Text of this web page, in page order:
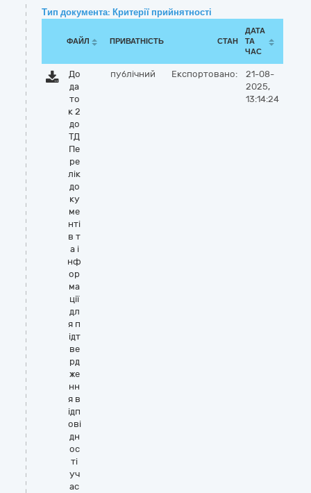
Тип документа: Критерії прийнятності
ФАЙЛ ПРИВАТНІСТЬ СТАН
ДАТА
ТА
ЧАС
До
да
то
к 2
до
ТД
Пе
ре
лік
до
ку
ме
нті
в т
а і
нф
ор
ма
ції
дл
я п
ідт
ве
рд
же
нн
я в
ідп
ові
дн
ос
ті
уч
ас
публічний Експортовано:
21-08-
2025,
13:14:24